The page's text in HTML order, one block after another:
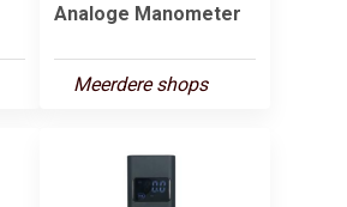
Analoge Manometer
Meerdere shops